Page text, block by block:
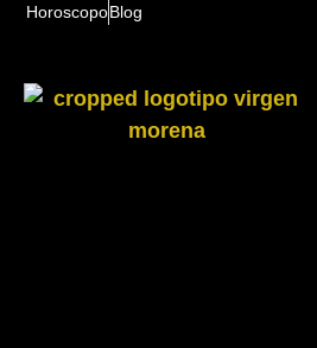
HoroscopoBlog